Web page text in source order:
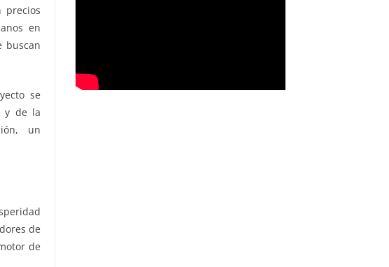
precios
en
buscan
se
y de la
un
de
de